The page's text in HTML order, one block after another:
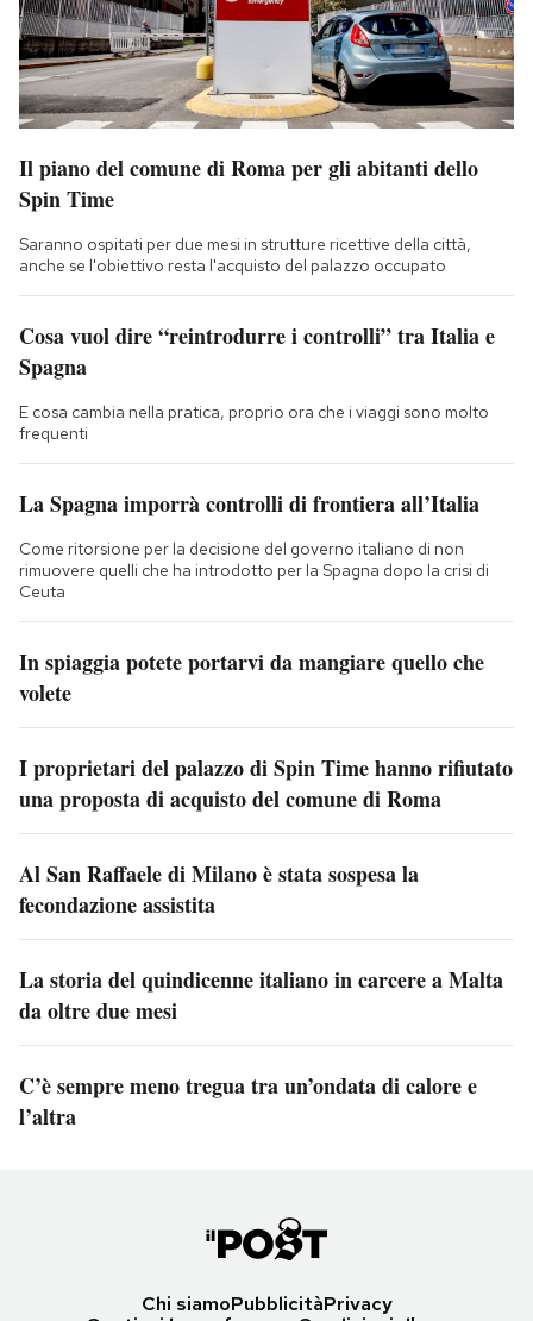
Il piano del comune di Roma per gli abitanti dello
Spin Time
Saranno ospitati per due mesi in strutture ricettive della città,
anche se l'obiettivo resta l'acquisto del palazzo occupato
Cosa vuol dire “reintrodurre i controlli” tra Italia e
Spagna
E cosa cambia nella pratica, proprio ora che i viaggi sono molto
frequenti
La Spagna imporrà controlli di frontiera all’Italia
Come ritorsione per la decisione del governo italiano di non
rimuovere quelli che ha introdotto per la Spagna dopo la crisi di
Ceuta
In spiaggia potete portarvi da mangiare quello che
volete
I proprietari del palazzo di Spin Time hanno rifiutato
una proposta di acquisto del comune di Roma
Al San Raffaele di Milano è stata sospesa la
fecondazione assistita
La storia del quindicenne italiano in carcere a Malta
da oltre due mesi
C’è sempre meno tregua tra un’ondata di calore e
l’altra
Chi siamoPubblicitàPrivacy